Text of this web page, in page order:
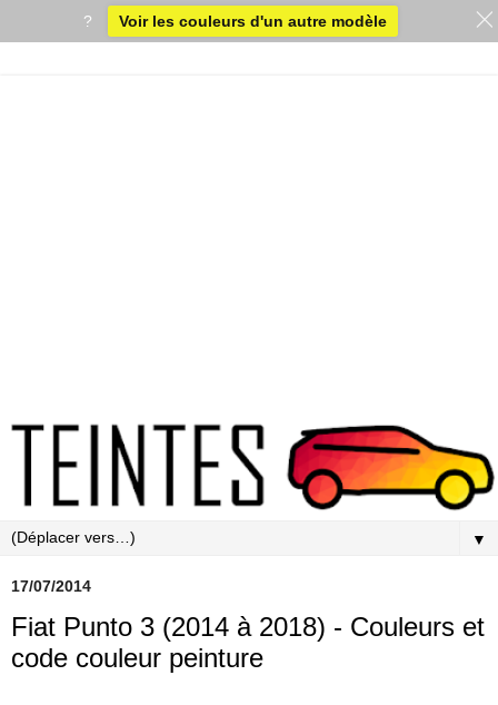
▼
17/07/2014
Fiat Punto 3 (2014 à 2018) - Couleurs et
code couleur peinture
? Voir les couleurs d'un autre modèle